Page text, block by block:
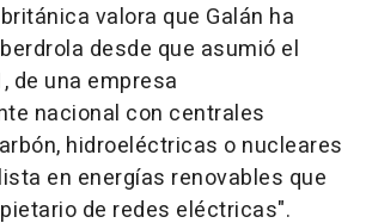
valora que Galán ha
desde que asumió el
de una empresa
nacional con centrales
hidroeléctricas o nucleares
en energías renovables que
de redes eléctricas".